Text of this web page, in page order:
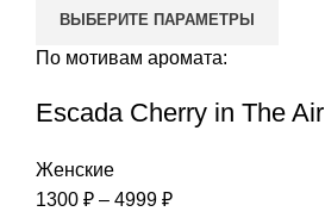
ВЫБЕРИТЕ ПАРАМЕТРЫ
По мотивам аромата:
Escada Cherry in The Air
Женские
1300 ₽ – 4999 ₽Диапазон